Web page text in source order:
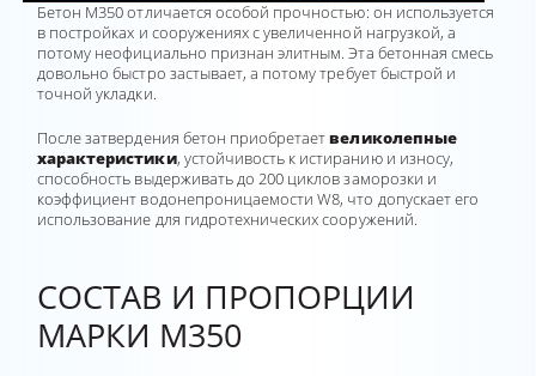
Бетон М350 отличается особой прочностью: он используется
в постройках и сооружениях с увеличенной нагрузкой, а
потому неофициально признан элитным. Эта бетонная смесь
довольно быстро застывает, а потому требует быстрой и
точной укладки.
После затвердения бетон приобретаетвеликолепные
характеристики, устойчивость к истиранию и износу,
способность выдерживать до 200 циклов заморозки и
коэффициент водонепроницаемости W8, что допускает его
использование для гидротехнических сооружений.
СОСТАВ И ПРОПОРЦИИ
МАРКИ М350